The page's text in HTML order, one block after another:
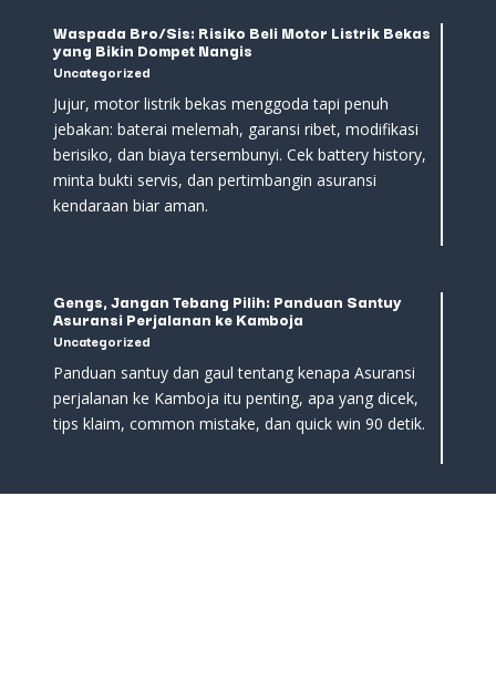
Waspada Bro/Sis: Risiko Beli Motor Listrik Bekas
yang Bikin Dompet Nangis
Uncategorized
Jujur, motor listrik bekas menggoda tapi penuh
jebakan: baterai melemah, garansi ribet, modifikasi
berisiko, dan biaya tersembunyi. Cek battery history,
minta bukti servis, dan pertimbangin asuransi
kendaraan biar aman.
Gengs, Jangan Tebang Pilih: Panduan Santuy
Asuransi Perjalanan ke Kamboja
Uncategorized
Panduan santuy dan gaul tentang kenapa Asuransi
perjalanan ke Kamboja itu penting, apa yang dicek,
tips klaim, common mistake, dan quick win 90 detik.